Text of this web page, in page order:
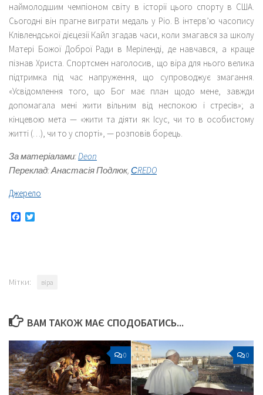
наймолодшим чемпіоном світу в історії цього спорту в США.
Сьогодні він прагне виграти медаль у Ріо. В інтерв’ю часопису
Клівлендської дієцезії Кайл згадав часи, коли змагався за школу
Матері Божої Доброї Ради в Меріленді, де навчався, а краще
пізнав Христа. Спортсмен наголосив, що віра для нього велика
підтримка під час напруження, що супроводжує змагання.
«Усвідомлення того, що Бог має план щодо мене, завжди
допомагала мені жити вільним від неспокою і стресів»; а
кінцевою мета — «жити та діяти як Ісус, чи то в особистому
житті (…), чи то у спорті», — розповів борець.
За матеріалами:Deon
Переклад: Анастасія Подлюк, СREDO
Джерело
Facebook
Мітки: віра
ВАМ ТАКОЖ МАЄ СПОДОБАТИСЬ...
0 0